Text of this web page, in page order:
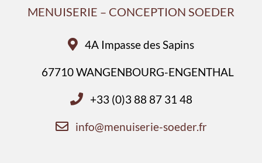
MENUISERIE – CONCEPTION SOEDER
4A Impasse des Sapins
67710 WANGENBOURG-ENGENTHAL
+33 (0)3 88 87 31 48
info@menuiserie-soeder.fr